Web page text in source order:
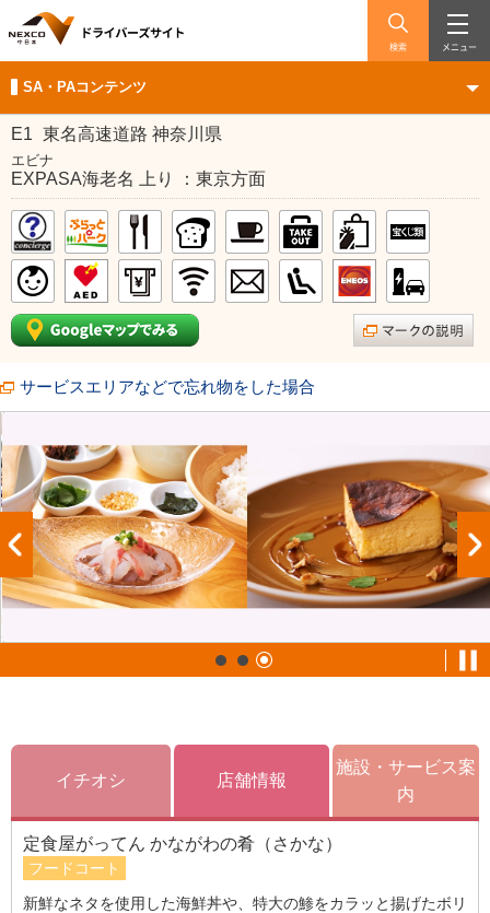
検索 メニュー
SA・PAコンテンツ
E1 東名高速道路 神奈川県
エビナ
EXPASA海老名 上り ：東京方面
サービスエリアなどで忘れ物をした場合
イチオシ 店舗情報
施設・サービス案
内
定食屋がってん かながわの肴（さかな）
フードコート
新鮮なネタを使用した海鮮丼や、特大の鯵をカラッと揚げたボリ